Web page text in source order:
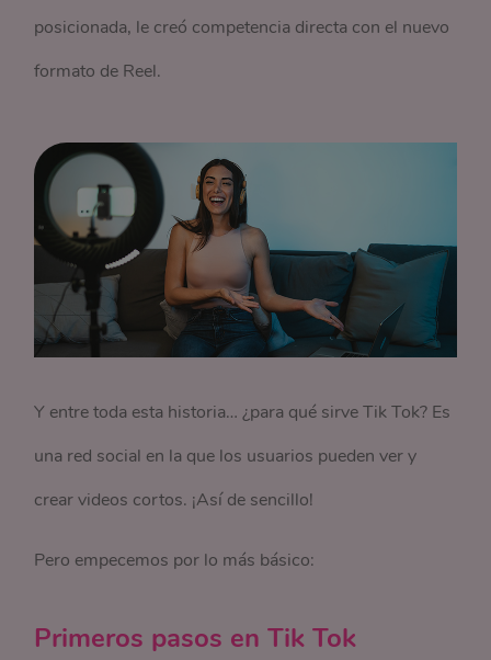
posicionada, le creó competencia directa con el nuevo
formato de Reel.
Y entre toda esta historia… ¿para qué sirve Tik Tok? Es
una red social en la que los usuarios pueden ver y
crear videos cortos. ¡Así de sencillo!
Pero empecemos por lo más básico:
Primeros pasos en Tik Tok